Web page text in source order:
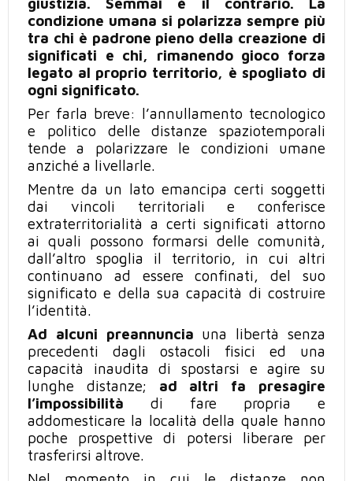
condizione umana si polarizza sempre più
tra chi è padrone pieno della creazione di
significati e chi, rimanendo gioco forza
legato al proprio territorio, è spogliato di
ogni significato.
Per farla breve: l’annullamento tecnologico
e politico delle distanze spaziotemporali
tende a polarizzare le condizioni umane
anziché a livellarle.
Mentre da un lato emancipa certi soggetti
dai vincoli territoriali e conferisce
extraterritorialità a certi significati attorno
ai quali possono formarsi delle comunità,
dall’altro spoglia il territorio,
in cui altri
continuano ad essere confinati, del suo
significato e della sua capacità di costruire
l’identità.
Ad alcuni preannuncia una libertà senza
precedenti dagli ostacoli fisici ed una
capacità inaudita di spostarsi e agire su
lunghe distanze; ad altri fa presagire
l’impossibilità di fare propria e
addomesticare la località della quale hanno
poche prospettive di potersi liberare per
trasferirsi altrove.